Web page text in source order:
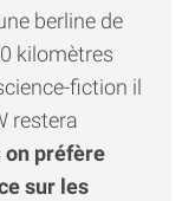
berline de
kilomètres
fiction il
restera
on préfère
sur les